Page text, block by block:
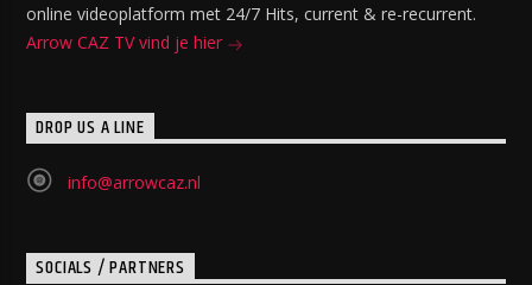
online videoplatform met 24/7 Hits, current & re-recurrent.
Arrow CAZ TV vind je hier
DROP US A LINE
info@arrowcaz.nl
SOCIALS / PARTNERS